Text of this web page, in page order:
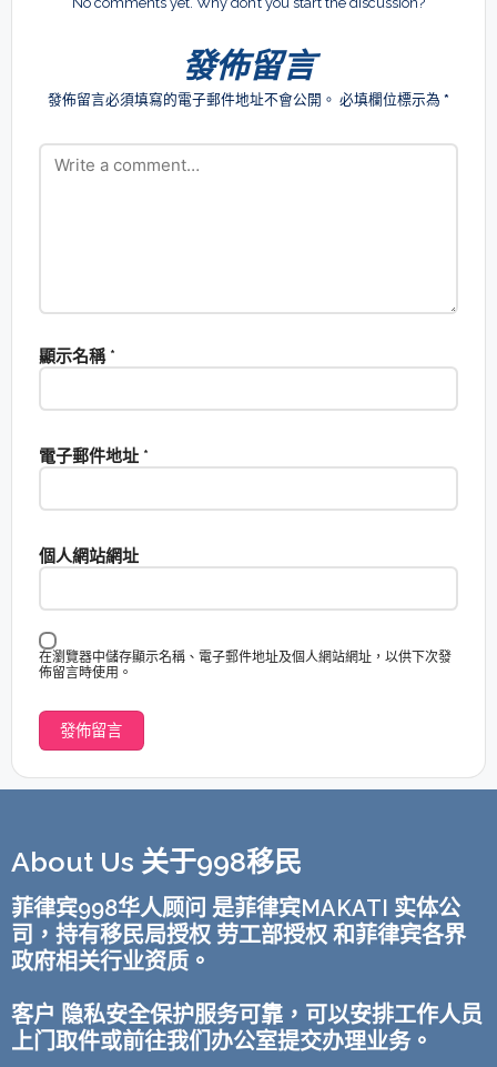
發佈留言
發佈留言必須填寫的電子郵件地址不會公開。 必填欄位標示為 *
顯示名稱 *
電子郵件地址 *
個人網站網址
在瀏覽器中儲存顯示名稱、電子郵件地址及個人網站網址，以供下次發
佈留言時使用。
About Us 关于998移民
菲律宾998华人顾问 是菲律宾MAKATI 实体公
司，持有移民局授权 劳工部授权 和菲律宾各界
政府相关行业资质。
客户 隐私安全保护服务可靠，可以安排工作人员
上门取件或前往我们办公室提交办理业务。